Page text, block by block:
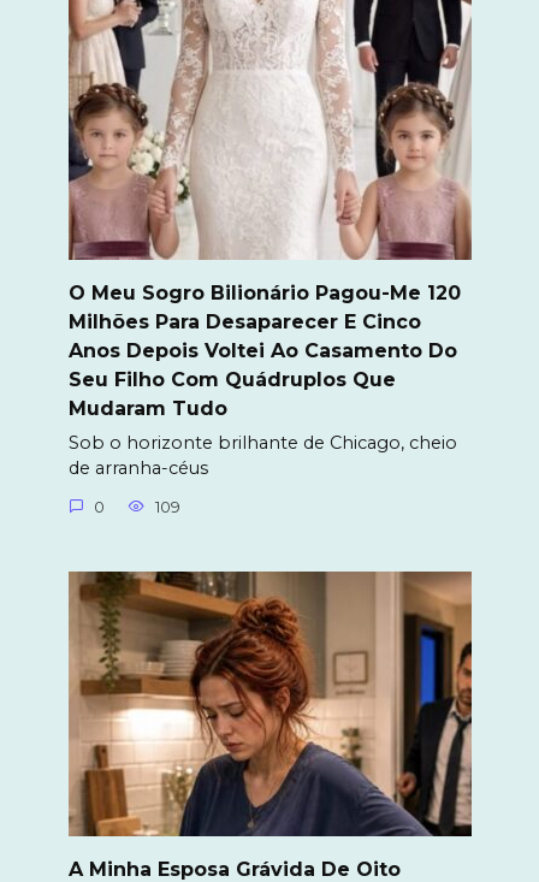
O Meu Sogro Bilionário Pagou-Me 120
Milhões Para Desaparecer E Cinco
Anos Depois Voltei Ao Casamento Do
Seu Filho Com Quádruplos Que
Mudaram Tudo
Sob o horizonte brilhante de Chicago, cheio
de arranha-céus
0 109
A Minha Esposa Grávida De Oito